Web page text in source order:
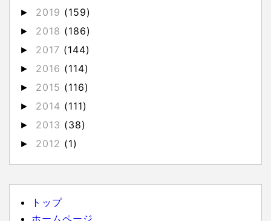
► 2019 (159)
► 2018 (186)
► 2017 (144)
► 2016 (114)
► 2015 (116)
► 2014 (111)
► 2013 (38)
► 2012 (1)
トップ